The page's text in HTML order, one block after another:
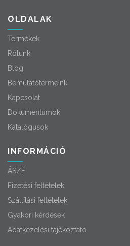
OLDALAK
Termékek
Rólunk
Blog
Bemutatótermeink
Kapcsolat
Dokumentumok
Katalógusok
INFORMÁCIÓ
ÁSZF
Fizetési feltételek
Szállítási feltételek
Gyakori kérdések
Adatkezelési tájékoztató